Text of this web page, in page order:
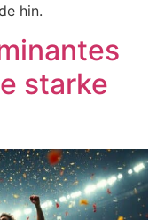
hin.
starke